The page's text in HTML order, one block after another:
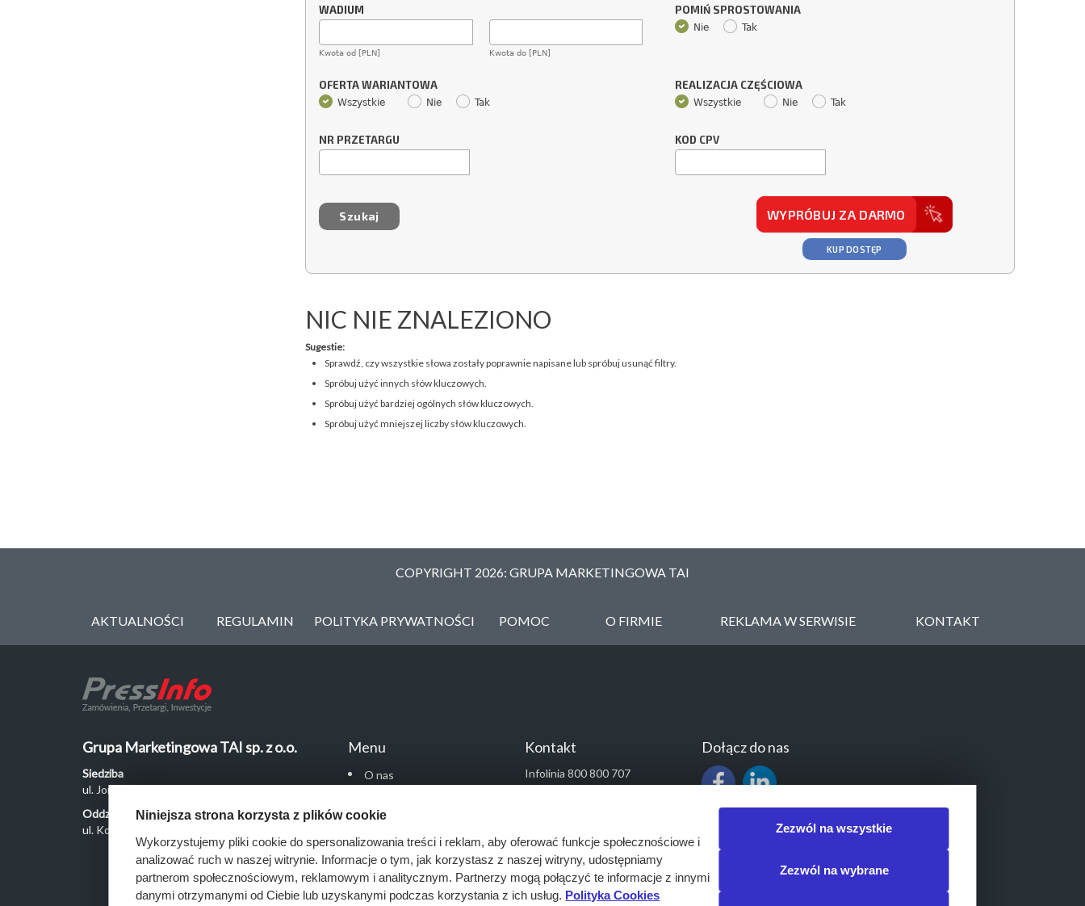
WADIUM
Kwota od [PLN] Kwota do [PLN]
POMIŃ SPROSTOWANIA
Nie Tak
OFERTA WARIANTOWA
Wszystkie Nie Tak
REALIZACJA CZĘŚCIOWA
Wszystkie Nie Tak
NR PRZETARGU KOD CPV
WYPRÓBUJ ZA DARMO
KUP DOSTĘP
NIC NIE ZNALEZIONO
Sugestie:
Sprawdź, czy wszystkie słowa zostały poprawnie napisane lub spróbuj usunąć filtry.
Spróbuj użyć innych słów kluczowych.
Spróbuj użyć bardziej ogólnych słów kluczowych.
Spróbuj użyć mniejszej liczby słów kluczowych.
COPYRIGHT 2026: GRUPA MARKETINGOWA TAI
AKTUALNOŚCI REGULAMIN POLITYKA PRYWATNOŚCI POMOC O FIRMIE REKLAMA W SERWISIE KONTAKT
Grupa Marketingowa TAI sp. z o.o.
Siedziba
ul. Jordanowska 12, 04-204 Warszawa
Oddział Poznań
ul. Kochanowskiego 18/6, 60-846 Poznań
Menu
O nas
Monitoring przetargów
Raporty przetargowe
Ustawienia cookies
Kontakt
Kontakt
Infolinia 800 800 707
kontakt@pressinfo.pl
Dołącz do nas
Niniejsza strona korzysta z plików cookie
Wykorzystujemy pliki cookie do spersonalizowania treści i reklam, aby oferować funkcje społecznościowe i
analizować ruch w naszej witrynie. Informacje o tym, jak korzystasz z naszej witryny, udostępniamy
partnerom społecznościowym, reklamowym i analitycznym. Partnerzy mogą połączyć te informacje z innymi
danymi otrzymanymi od Ciebie lub uzyskanymi podczas korzystania z ich usług. Polityka Cookies
Zezwól na wszystkie
Zezwól na wybrane